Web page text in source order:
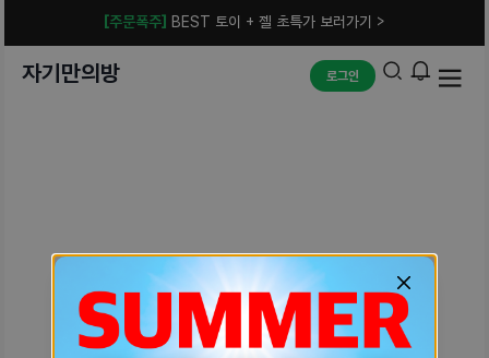
[주문폭주] BEST 토이 + 젤 초특가 보러가기 >
자기만의방 로그인
예상치 못한 에러입니다.